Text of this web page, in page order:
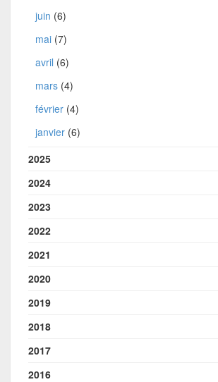
juin (6)
mai (7)
avril (6)
mars (4)
février (4)
janvier (6)
2025
2024
2023
2022
2021
2020
2019
2018
2017
2016